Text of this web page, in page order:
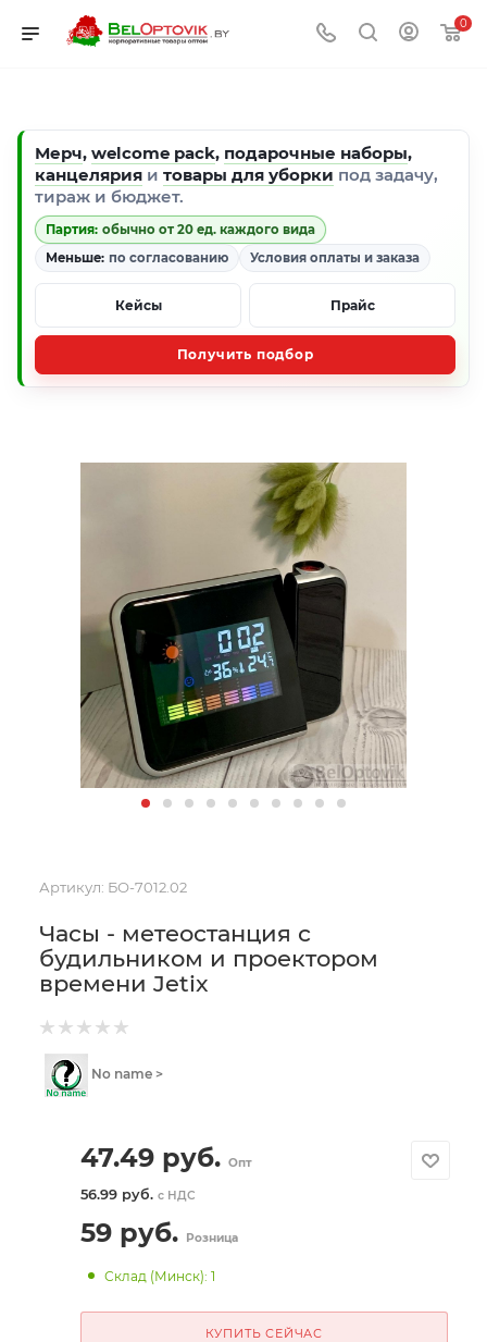
0
Мерч, welcome pack, подарочные наборы,
канцелярия и товары для уборки под задачу,
тираж и бюджет.
Партия: обычно от 20 ед. каждого вида
Меньше: по согласованию Условия оплаты и заказа
Кейсы Прайс
Получить подбор
Артикул: БО-7012.02
Часы - метеостанция с
будильником и проектором
времени Jetix
No name >
47.49руб. Опт
56.99 руб. с НДС
59руб. Розница
Склад (Минск): 1
КУПИТЬ СЕЙЧАС